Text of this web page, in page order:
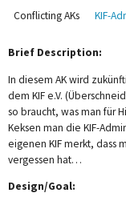
Conflicting AKs
KIF-
Brief Description:
In diesem AK wird
dem KIF e.V.
so braucht, was man für
Keksen man die KIF-
eigenen KIF merkt, dass
vergessen hat…
Design/Goal:
12am
1am
2am